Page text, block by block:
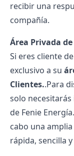
recibir una
compañía.
Área Privada
Si eres cliente
exclusivo a su
Clientes..Para
solo
de Fenie
cabo una
rápida, sencilla